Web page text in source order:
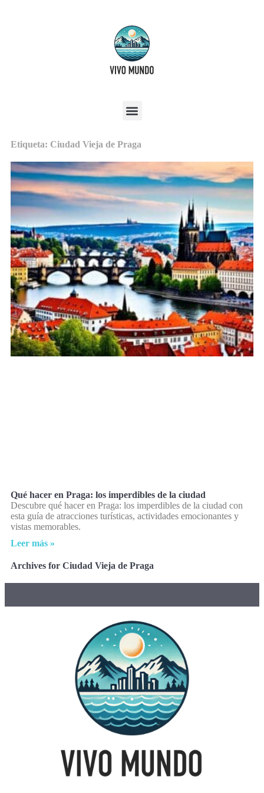
Etiqueta: Ciudad Vieja de Praga
Qué hacer en Praga: los imperdibles de la ciudad
Descubre qué hacer en Praga: los imperdibles de la ciudad con
esta guía de atracciones turísticas, actividades emocionantes y
vistas memorables.
Leer más »
Archives for Ciudad Vieja de Praga